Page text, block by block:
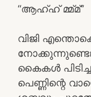
“ആഹ്ഹ് മ്മ്മ്”
വിജി
കൈകൾ
പെണ്ണിന്റെ